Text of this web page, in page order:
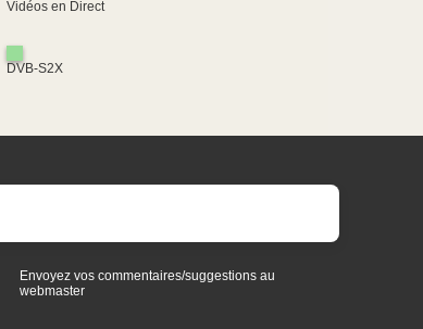
Vidéos en Direct
DVB-S2X
Envoyez vos commentaires/suggestions au
webmaster